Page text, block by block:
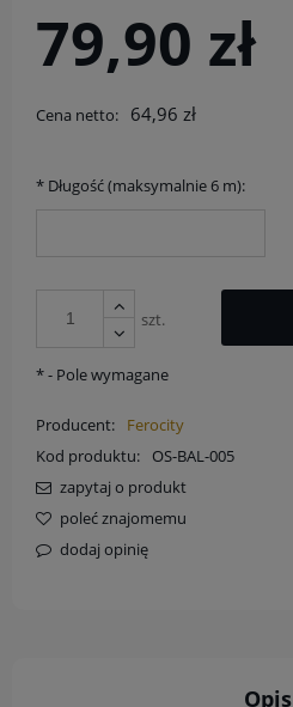
79,90 zł
Cena netto: 64,96 zł
* Długość (maksymalnie 6 m):
szt.
*- Pole wymagane
Producent:
Ferocity
Kod produktu:
OS-BAL-005
zapytaj o produkt
poleć znajomemu
dodaj opinię
Opis